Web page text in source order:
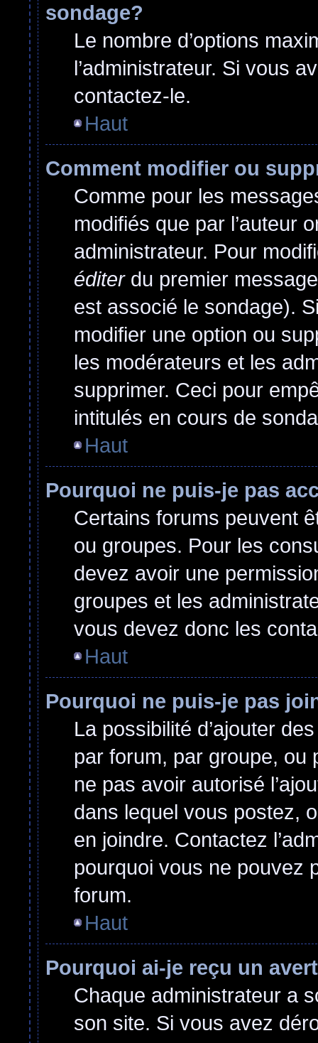
sondage?
Le nombre d’options
l’administrateur. Si vous
contactez-le.
Haut
Comment modifier ou
Comme pour les
modifiés que par l’auteur
administrateur. Pour
éditerdu premier
est associé le sondage).
modifier une option ou
les modérateurs et les
supprimer. Ceci pour
intitulés en cours de
Haut
Pourquoi ne puis-je pas
Certains forums peuvent
ou groupes. Pour les
devez avoir une
groupes et les
vous devez donc les
Haut
Pourquoi ne puis-je pas
La possibilité d’ajouter
par forum, par groupe, ou
ne pas avoir autorisé
dans lequel vous postez,
en joindre. Contactez
pourquoi vous ne pouvez
forum.
Haut
Pourquoi ai-je reçu un
Chaque administrateur a
son site. Si vous avez